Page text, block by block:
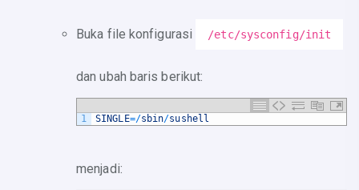
Buka file konfigurasi /etc/sysconfig/init
dan ubah baris berikut:
1 SINGLE=/sbin/sushell
menjadi: